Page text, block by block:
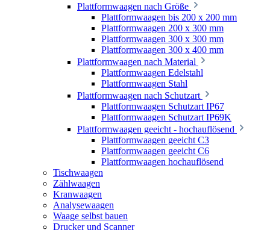
Plattformwaagen nach Größe
Plattformwaagen bis 200 x 200 mm
Plattformwaagen 200 x 300 mm
Plattformwaagen 300 x 300 mm
Plattformwaagen 300 x 400 mm
Plattformwaagen nach Material
Plattformwaagen Edelstahl
Plattformwaagen Stahl
Plattformwaagen nach Schutzart
Plattformwaagen Schutzart IP67
Plattformwaagen Schutzart IP69K
Plattformwaagen geeicht - hochauflösend
Plattformwaagen geeicht C3
Plattformwaagen geeicht C6
Plattformwaagen hochauflösend
Tischwaagen
Zählwaagen
Kranwaagen
Analysewaagen
Waage selbst bauen
Drucker und Scanner